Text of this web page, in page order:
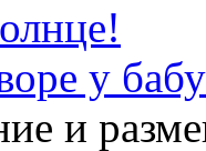
у
и